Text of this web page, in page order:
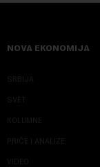
NOVA EKONOMIJA
SRBIJA
SVET
KOLUMNE
PRIČE I ANALIZE
VIDEO